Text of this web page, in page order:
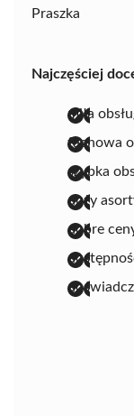
Praszka
Najczęściej
miła
fachowa
szybka
duży
dobre